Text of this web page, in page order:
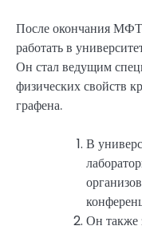
После окончания
работать в
Он стал ведущим
физических свойств
графена.
В
Он также